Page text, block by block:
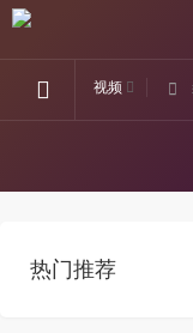
视频
热门推荐